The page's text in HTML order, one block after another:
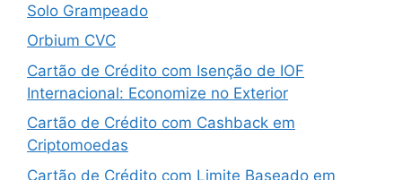
Solo Grampeado
Orbium CVC
Cartão de Crédito com Isenção de IOF
Internacional: Economize no Exterior
Cartão de Crédito com Cashback em
Criptomoedas
Cartão de Crédito com Limite Baseado em